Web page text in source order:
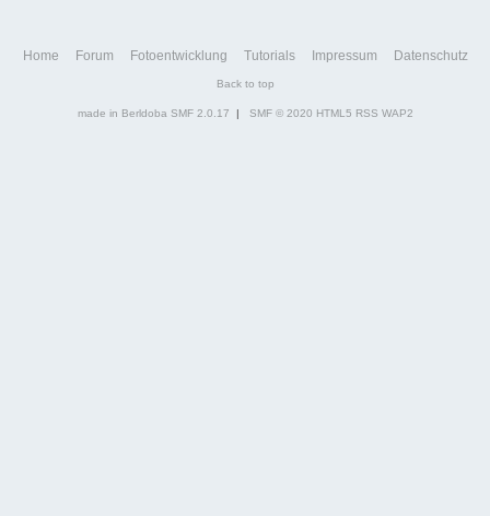
Home Forum Fotoentwicklung Tutorials Impressum Datenschutz
Back to top
made in Berldoba SMF 2.0.17 | SMF © 2020 HTML5 RSS WAP2